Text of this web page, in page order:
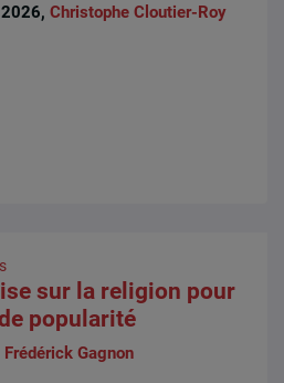
2026,Christophe Cloutier-Roy
sur la religion pour
popularité
Frédérick Gagnon